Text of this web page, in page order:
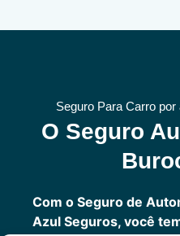
Seguro Para Carro
O Seguro
Com o Seguro de
Azul Seguros, você